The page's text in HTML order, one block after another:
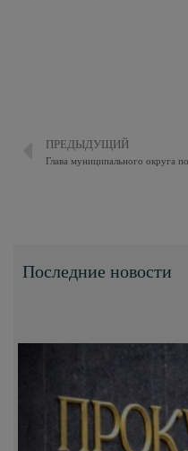
ПРЕДЫДУЩИЙ
Последние новости